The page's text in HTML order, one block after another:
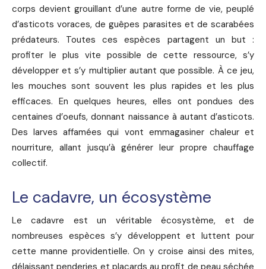
corps devient grouillant d’une autre forme de vie, peuplé
d’asticots voraces, de guêpes parasites et de scarabées
prédateurs. Toutes ces espèces partagent un but :
profiter le plus vite possible de cette ressource, s’y
développer et s’y multiplier autant que possible. À ce jeu,
les mouches sont souvent les plus rapides et les plus
efficaces. En quelques heures, elles ont pondues des
centaines d’oeufs, donnant naissance à autant d’asticots.
Des larves affamées qui vont emmagasiner chaleur et
nourriture, allant jusqu’à générer leur propre chauffage
collectif.
Le cadavre, un écosystème
Le cadavre est un véritable écosystème, et de
nombreuses espèces s’y développent et luttent pour
cette manne providentielle. On y croise ainsi des mites,
délaissant penderies et placards au profit de peau séchée